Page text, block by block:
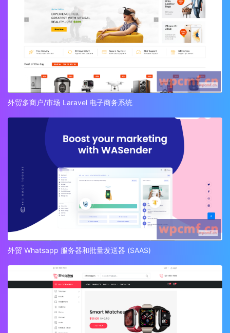
外贸多商户/市场 Laravel 电子商务系统
外贸 Whatsapp 服务器和批量发送器 (SAAS)